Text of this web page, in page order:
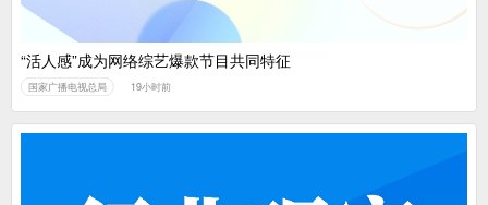
“活人感”成为网络综艺爆款节目共同特征
国家广播电视总局 19小时前